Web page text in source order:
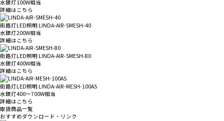
水銀灯100W相当
詳細はこちら
街路灯LED照明 LINDA-AIR-SMESH-40
水銀灯200W相当
詳細はこちら
街路灯LED照明 LINDA-AIR-SMESH-80
水銀灯400W相当
詳細はこちら
街路灯LED照明 LINDA-AIR-MESH-100AS
水銀灯400～700W相当
詳細はこちら
取扱商品一覧
おすすめダウンロード・リンク